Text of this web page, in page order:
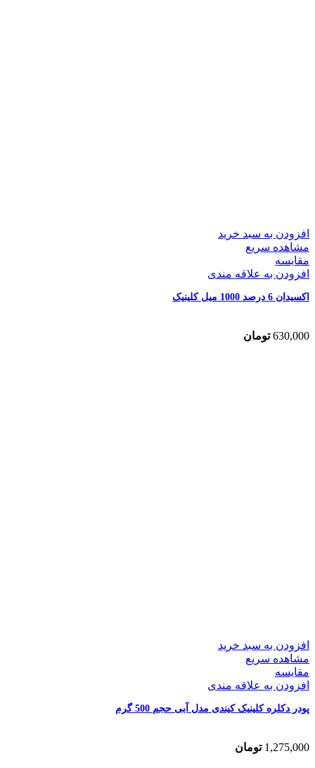
افزودن به سبد خرید
مشاهده سریع
مقایسه
افزودن به علاقه مندی
اکسیدان 6 درصد 1000 میل کلینیک
630,000 تومان
افزودن به سبد خرید
مشاهده سریع
مقایسه
افزودن به علاقه مندی
پودر دکلره کلینیک کیندی مدل آبی حجم 500 گرم
1,275,000 تومان